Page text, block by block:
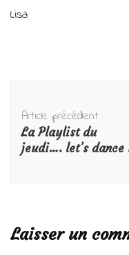
Lisa
d'article
Article précédent
La Playlist du
jeudi…. let’s dance
Laisser un